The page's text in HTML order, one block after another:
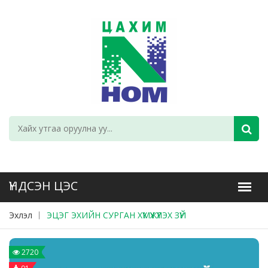
Эхлэл ЭЦЭГ ЭХИЙН СУРГАН ХҮМҮҮЖҮҮЛЭХ ЗҮЙ
2720